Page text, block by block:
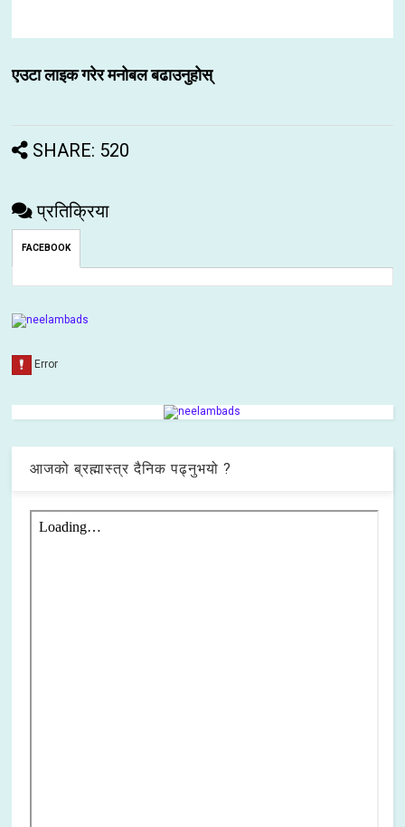
एउटा लाइक गरेर मनोबल बढाउनुहोस्
SHARE: 520
प्रतिक्रिया
FACEBOOK
आजको ब्रह्मास्त्र दैनिक पढ्नुभयो ?